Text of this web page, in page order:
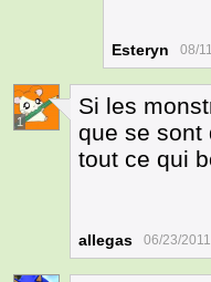
Esteryn 08/
1
Si les
que se sont
tout ce qui
allegas 06/23/